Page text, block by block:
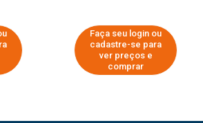
Faça seu login ou
cadastre-se para
ver preços e
comprar